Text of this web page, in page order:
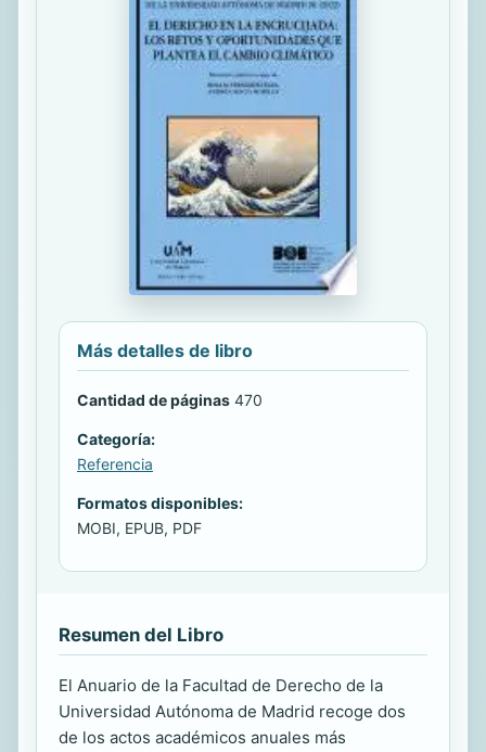
Más detalles de libro
Cantidad de páginas 470
Categoría:
Referencia
Formatos disponibles:
MOBI, EPUB, PDF
Resumen del Libro
El Anuario de la Facultad de Derecho de la
Universidad Autónoma de Madrid recoge dos
de los actos académicos anuales más